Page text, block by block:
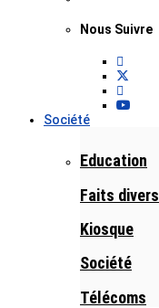
Nous Suivre
Société
Education
Faits divers
Kiosque
Société
Télécoms